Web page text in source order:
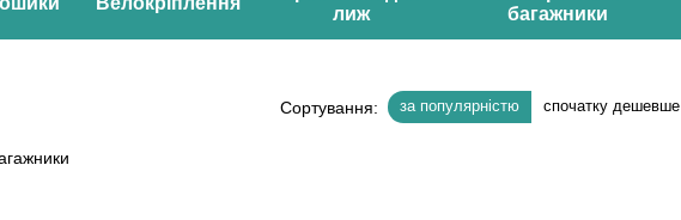
лиж
багажники
Сортування: за популярністю спочатку дешевше